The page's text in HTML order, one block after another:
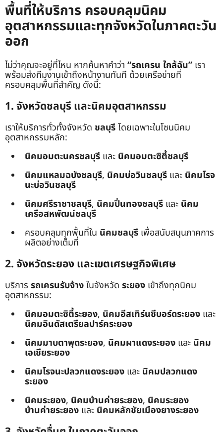
พื้นที่ให้บริการ ครอบคลุมนิคม
อุตสาหกรรมและทุกจังหวัดในภาคตะวัน
ออก
ไม่ว่าคุณจะอยู่ที่ไหน หากค้นหาคำว่า “รถเครน ใกล้ฉัน” เรา
พร้อมส่งทีมงานเข้าถึงหน้างานทันที ด้วยเครือข่ายที่
ครอบคลุมพื้นที่สำคัญ ดังนี้:
1. จังหวัดชลบุรี และนิคมอุตสาหกรรม
เราให้บริการทั่วทั้งจังหวัด ชลบุรีโดยเฉพาะในโซนนิคม
อุตสาหกรรมหลัก:
นิคมอมตะนครชลบุรี และ นิคมอมตะซิตี้ชลบุรี
นิคมแหลมฉบังชลบุรี, นิคมบ่อวินชลบุรี และ นิคมโรจ
นะบ่อวินชลบุรี
นิคมศรีราชาชลบุรี, นิคมปิ่นทองชลบุรี และ นิคม
เครือสหพัฒน์ชลบุรี
ครอบคลุมทุกพื้นที่ใน นิคมชลบุรี เพื่อสนับสนุนภาคการ
ผลิตอย่างเต็มที่
2. จังหวัดระยอง และเขตเศรษฐกิจพิเศษ
บริการ รถเครนรับจ้างในจังหวัด ระยอง เข้าถึงทุกนิคม
อุตสาหกรรม:
นิคมอมตะซิตี้ระยอง, นิคมอีสเทิร์นซีบอร์ดระยอง และ
นิคมอินดัสเตรียลปาร์คระยอง
นิคมมาบตาพุดระยอง, นิคมผาแดงระยอง และ นิคม
เอเชียระยอง
นิคมโรจนะปลวกแดงระยอง และ นิคมปลวกแดง
ระยอง
นิคมระยอง, นิคมบ้านค่ายระยอง, นิคมระยอง
บ้านค่ายระยอง และ นิคมหลักชัยเมืองยางระยอง